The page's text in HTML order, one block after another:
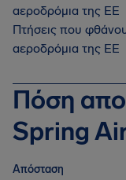
αεροδρόμια της ΕΕ
Πτήσεις που
αεροδρόμια της ΕΕ
Πόση
Spring
Απόσταση